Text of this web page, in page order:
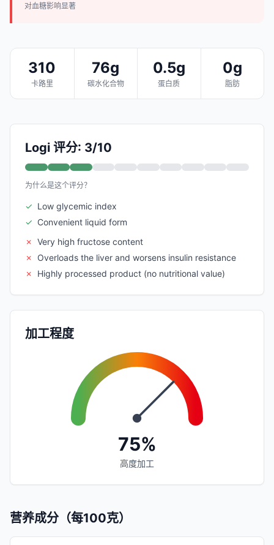
对血糖影响显著
310
卡路里
76g
碳水化合物
0.5g
蛋白质
0g
脂肪
Logi 评分: 3/10
为什么是这个评分？
✓ Low glycemic index
✓ Convenient liquid form
✗ Very high fructose content
✗
Overloads the liver and worsens insulin resistance
✗
Highly processed product (no nutritional value)
加工程度
75%
高度加工
营养成分（每100克）